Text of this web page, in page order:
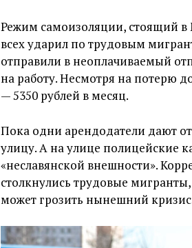
Режим самоизоляции, стоящий в
всех ударил по трудовым
отправили в неоплачиваемый
на работу. Несмотря на потерю
— 5350 рублей в месяц.
Пока одни арендодатели дают
улицу. А на улице полицейские
«неславянской внешности».
столкнулись трудовые
может грозить нынешний